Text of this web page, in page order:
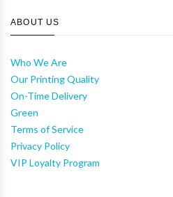
ABOUT US
Who We Are
Our Printing Quality
On-Time Delivery
Green
Terms of Service
Privacy Policy
VIP Loyalty Program